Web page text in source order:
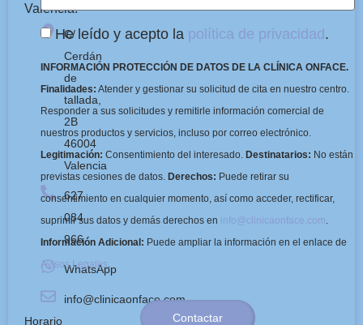
Valencia.
C/
Cerdán
de
tallada,
2B
46004
Valencia
627
084
966
WhatsApp
info@clinicaonface.com
Horario
He leído y acepto la política de privacidad.
INFORMACIÓN PROTECCIÓN DE DATOS DE LA CLÍNICA ONFACE.
Finalidades: Atender y gestionar su solicitud de cita en nuestro centro.
Responder a sus solicitudes y remitirle información comercial de
nuestros productos y servicios, incluso por correo electrónico.
Legitimación: Consentimiento del interesado. Destinatarios: No están
previstas cesiones de datos. Derechos: Puede retirar su
consentimiento en cualquier momento, así como acceder, rectificar,
suprimir sus datos y demás derechos en info@clinicaonface.com.
Información Adicional: Puede ampliar la información en el enlace de
Avisos Legales.
Contactar